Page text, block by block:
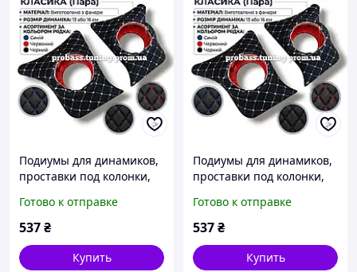
Подиумы для динамиков,
проставки под колонки,
строчка серая под 16
динамик
Готово к отправке
537₴
Купить
Подиумы для динамиков,
проставки под колонки,
строчка серая под 13
динамик
Готово к отправке
537₴
Купить